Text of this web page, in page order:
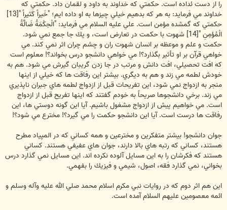
را از دست ئداده است. حكمتي كه خداوند به داود و لقمان داد. حكمتي كه
خداوند مي فرمايد: به هر كه بدهيم خيلي چيزها به او داده ايم؛ "خَيراً كَثيراً "[13]
حكمتي كه گمشده مؤمن است. علي عليه السلام مي فرمايد: "الْحِكْمَةُ ضَالَّةُ
الْمُؤمِنِ "[14] شهوت با حكمت در تعارض است، و يك جا جمع نمي شود.
حكمت و علم و موعظه بر انسان شهوت ران و چشم چران اثر نمي كند. مي
خواهي قرآن بر او تأثير بگذارد؟! مي خواهي دانشجو درس بخواند؟! معلوم است
كه افت تحصيلي، افت دانش و مرتب در جا زدن گريبان گيرش مي شود. هم به
خودش لطمه مي زند و هم به ديگري. بيشتر اين رفاقت ها كه خيلي از اينها
منجر به ازدواج نمي شود، اين تفريحات قبل از ازدواج لطمه هاي جبران ناپذيري
مي زند. برخي دانشجوها صريحاً به خودم گفتند كه اينها تفريح قبل از ازدواج
است. مي خواهيم پيش از ازدواج مشغول باشيم. آيا اين گونه دوستي ها، اين
رفاقت ها درست است. آيا اين دانشجو حكمت را مي گيرد؟! مخترع مي شود؟!
جوان دانشجو! بيشتر متفكرين و مخترعين و همه كساني كه در المپياد مطرح
هستند، كساني كه رتبه هاي بالا دارند، جوان هاي عفيفي هستند. كساني
هستند كه فكرشان را به اين مسايل آلوده نكرده اند. اين مسايل نمي گذارد درس
بخواني، نمي گذارد فقه، اصول، شيمي و فيزيك را بفهمي.
اين هم اثر دوم كه در روايات نبي مكرم اسلام محمد صلي الله عليه وآله وسلم و
ائمه معصومين عليهم السلام آمده است.